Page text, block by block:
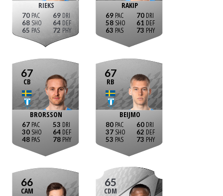
RIEKS
70
68
65
69
64
72
RAKIP
69
58
63
70
61
73
67
CB
BRORSSON
67
30
48
53
64
78
67
RB
BEIJMO
80
37
53
60
62
73
66
CAM
65
CDM